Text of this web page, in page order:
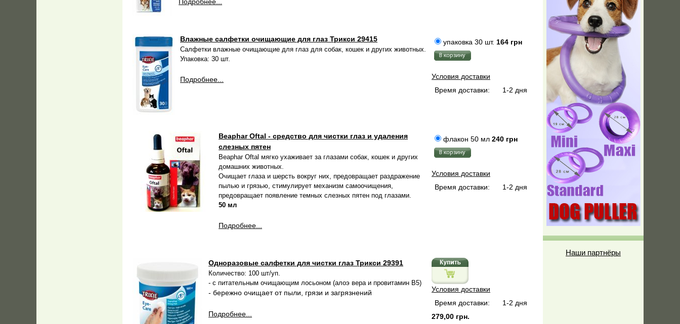
Влажные салфетки очищающие для глаз Трикси 29415
Салфетки влажные очищающие для глаз для собак, кошек и других животных.
Упаковка: 30 шт.
Подробнее...
упаковка 30 шт. 164 грн
Условия доставки
Время доставки:
1-2 дня
Beaphar Oftal - средство для чистки глаз и удаления
слезных пятен
Beaphar Oftal мягко ухаживает за глазами собак, кошек и других
домашних животных.
Очищает глаза и шерсть вокруг них, предовращает раздражение
пылью и грязью, стимулирует механизм самоочищения,
предовращает появление темных слезных пятен под глазами.
50 мл
Подробнее...
флакон 50 мл 240 грн
Условия доставки
Время доставки:
1-2 дня
Одноразовые салфетки для чистки глаз Трикси 29391
Количество: 100 шт/уп.
- с питательным очищающим лосьоном (алоэ вера и провитамин B5)
- бережно очищает от пыли, грязи и загрязнений
Подробнее...
Условия доставки
Время доставки:
1-2 дня
279,00 грн.
Наши партнёры